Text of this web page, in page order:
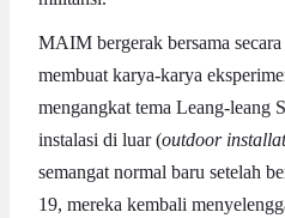
MAIM bergerak bersama
membuat karya-karya
mengangkat tema Leang-leang
instalasi di luar (outdoor
semangat normal baru setelah
19, mereka kembali